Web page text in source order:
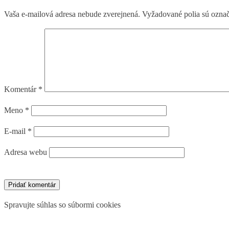
Vaša e-mailová adresa nebude zverejnená. Vyžadované polia sú
Komentár *
Meno *
E-mail *
Adresa webu
Spravujte súhlas so súbormi cookies